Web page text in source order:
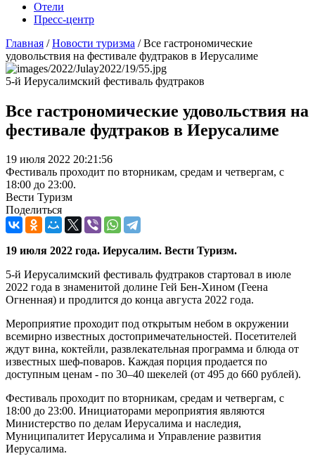
Отели
Пресс-центр
Главная /Новости туризма /Все гастрономические
удовольствия на фестивале фудтраков в Иерусалиме
5-й Иерусалимский фестиваль фудтраков
Все гастрономические удовольствия на
фестивале фудтраков в Иерусалиме
19 июля 2022 20:21:56
Фестиваль проходит по вторникам, средам и четвергам, с
18:00 до 23:00.
Вести Туризм
Поделиться
19 июля 2022 года. Иерусалим. Вести Туризм.
5-й Иерусалимский фестиваль фудтраков стартовал в июле
2022 года в знаменитой долине Гей Бен-Хином (Геена
Огненная) и продлится до конца августа 2022 года.
Мероприятие проходит под открытым небом в окружении
всемирно известных достопримечательностей. Посетителей
ждут вина, коктейли, развлекательная программа и блюда от
известных шеф-поваров. Каждая порция продается по
доступным ценам - по 30–40 шекелей (от 495 до 660 рублей).
Фестиваль проходит по вторникам, средам и четвергам, с
18:00 до 23:00. Инициаторами мероприятия являются
Министерство по делам Иерусалима и наследия,
Муниципалитет Иерусалима и Управление развития
Иерусалима.